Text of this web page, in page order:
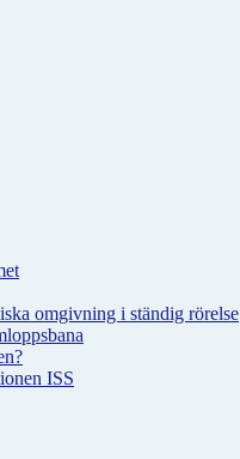
omgivning i ständig rörelse
ISS